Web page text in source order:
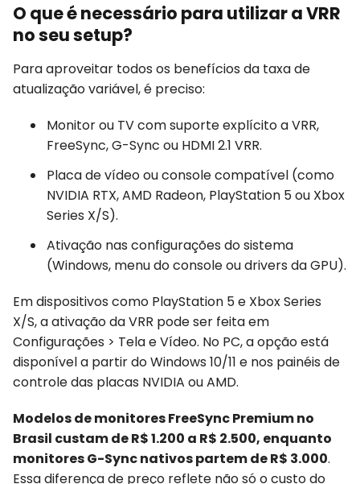
O que é necessário para utilizar a VRR
no seu setup?
Para aproveitar todos os benefícios da taxa de
atualização variável, é preciso:
Monitor ou TV com suporte explícito a VRR,
FreeSync, G-Sync ou HDMI 2.1 VRR.
Placa de vídeo ou console compatível (como
NVIDIA RTX, AMD Radeon, PlayStation 5 ou Xbox
Series X/S).
Ativação nas configurações do sistema
(Windows, menu do console ou drivers da GPU).
Em dispositivos como PlayStation 5 e Xbox Series
X/S, a ativação da VRR pode ser feita em
Configurações > Tela e Vídeo. No PC, a opção está
disponível a partir do Windows 10/11 e nos painéis de
controle das placas NVIDIA ou AMD.
Modelos de monitores FreeSync Premium no
Brasil custam de R$ 1.200 a R$ 2.500, enquanto
monitores G-Sync nativos partem de R$ 3.000.
Essa diferença de preço reflete não só o custo do